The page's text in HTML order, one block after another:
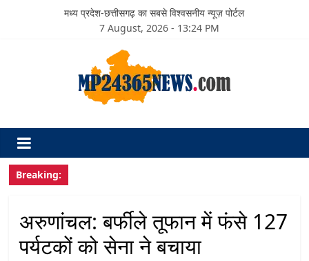
मध्य प्रदेश-छत्तीसगढ़ का सबसे विश्वसनीय न्यूज़ पोर्टल
7 August, 2026 - 13:24 PM
Breaking:
अरुणांचल: बर्फीले तूफान में फंसे 127
पर्यटकों को सेना ने बचाया